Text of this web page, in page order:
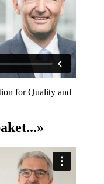
for Quality and